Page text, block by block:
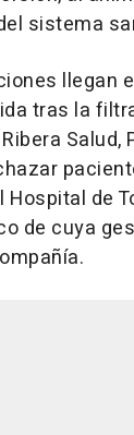
sistema
llegan
tras la
Salud,
Hospital de
de cuya